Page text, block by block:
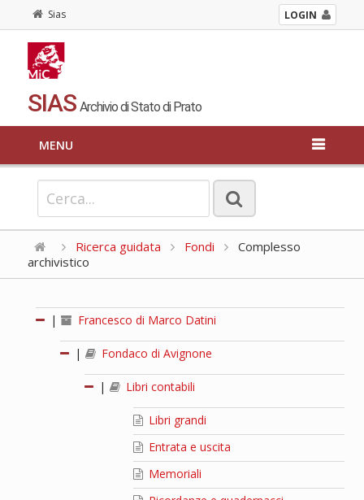
Sias LOGIN
SIAS Archivio di Stato di Prato
MENU
Ricerca guidata Fondi
Complesso
archivistico
| Francesco di Marco Datini
| Fondaco di Avignone
| Libri contabili
Libri grandi
Entrata e uscita
Memoriali